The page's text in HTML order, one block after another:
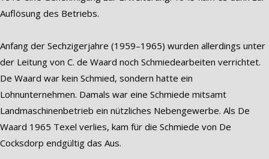
Auflösung des Betriebs.
Anfang der Sechzigerjahre (1959–1965) wurden allerdings unter
der Leitung von C. de Waard noch Schmiedearbeiten verrichtet.
De Waard war kein Schmied, sondern hatte ein
Lohnunternehmen. Damals war eine Schmiede mitsamt
Landmaschinenbetrieb ein nützliches Nebengewerbe. Als De
Waard 1965 Texel verlies, kam für die Schmiede von De
Cocksdorp endgültig das Aus.